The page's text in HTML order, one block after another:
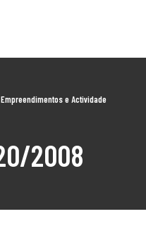
Empreendimentos e Actividade
2008